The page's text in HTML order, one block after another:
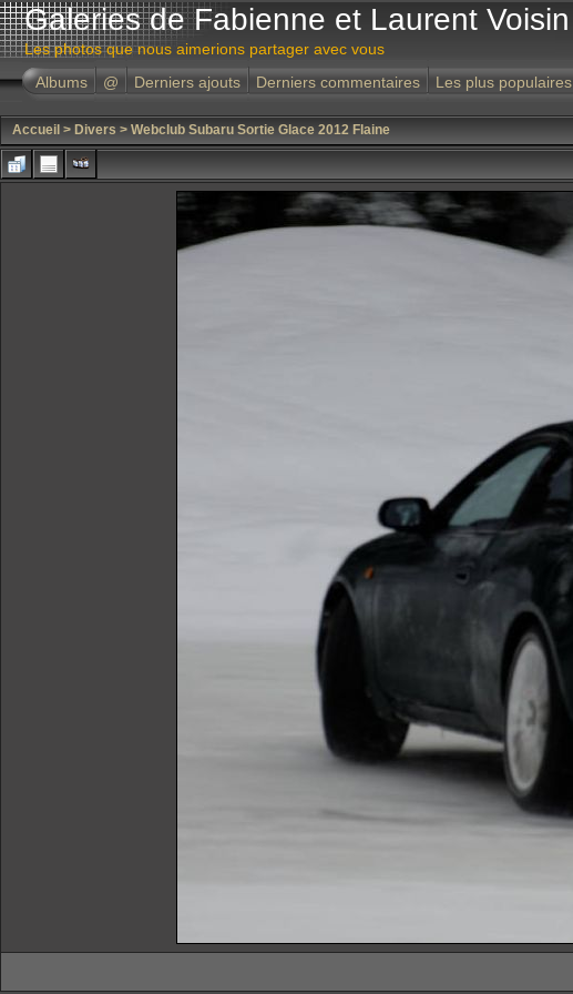
Galeries de Fabienne et Laurent Voisin
Les photos que nous aimerions partager avec vous
Albums
@ Derniers ajouts Derniers commentaires Les plus populaires
Accueil > Divers > Webclub Subaru Sortie Glace 2012 Flaine